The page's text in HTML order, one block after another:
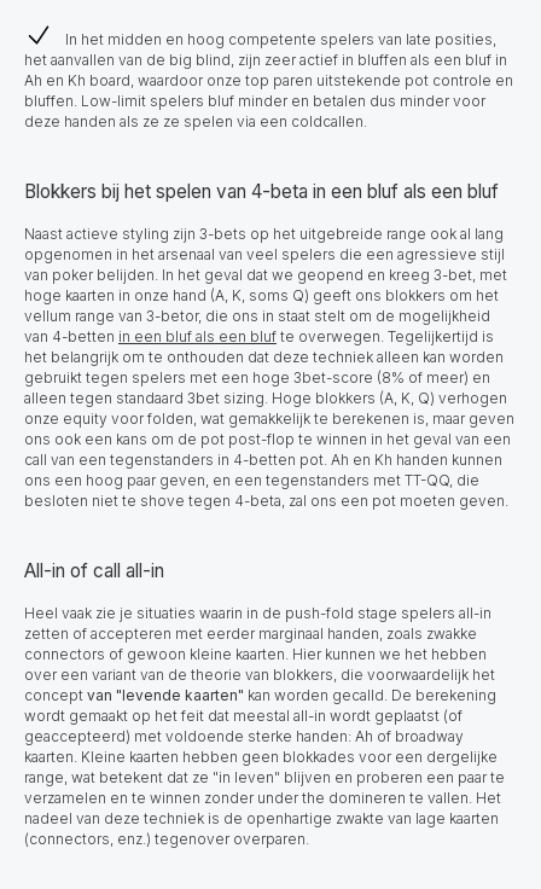
In het midden en hoog competente spelers van late posities,
het aanvallen van de big blind, zijn zeer actief in bluffen als een bluf in
Ah en Kh board, waardoor onze top paren uitstekende pot controle en
bluffen. Low-limit spelers bluf minder en betalen dus minder voor
deze handen als ze ze spelen via een coldcallen.
Blokkers bij het spelen van 4-beta in een bluf als een bluf
Naast actieve styling zijn 3-bets op het uitgebreide range ook al lang
opgenomen in het arsenaal van veel spelers die een agressieve stijl
van poker belijden. In het geval dat we geopend en kreeg 3-bet, met
hoge kaarten in onze hand (A, K, soms Q) geeft ons blokkers om het
vellum range van 3-betor, die ons in staat stelt om de mogelijkheid
van 4-betten in een bluf als een bluf te overwegen. Tegelijkertijd is
het belangrijk om te onthouden dat deze techniek alleen kan worden
gebruikt tegen spelers met een hoge 3bet-score (8% of meer) en
alleen tegen standaard 3bet sizing. Hoge blokkers (A, K, Q) verhogen
onze equity voor folden, wat gemakkelijk te berekenen is, maar geven
ons ook een kans om de pot post-flop te winnen in het geval van een
call van een tegenstanders in 4-betten pot. Ah en Kh handen kunnen
ons een hoog paar geven, en een tegenstanders met TT-QQ, die
besloten niet te shove tegen 4-beta, zal ons een pot moeten geven.
All-in of call all-in
Heel vaak zie je situaties waarin in de push-fold stage spelers all-in
zetten of accepteren met eerder marginaal handen, zoals zwakke
connectors of gewoon kleine kaarten. Hier kunnen we het hebben
over een variant van de theorie van blokkers, die voorwaardelijk het
concept van "levende kaarten" kan worden gecalld. De berekening
wordt gemaakt op het feit dat meestal all-in wordt geplaatst (of
geaccepteerd) met voldoende sterke handen: Ah of broadway
kaarten. Kleine kaarten hebben geen blokkades voor een dergelijke
range, wat betekent dat ze "in leven" blijven en proberen een paar te
verzamelen en te winnen zonder under the domineren te vallen. Het
nadeel van deze techniek is de openhartige zwakte van lage kaarten
(connectors, enz.) tegenover overparen.